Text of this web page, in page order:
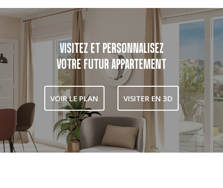
VISITEZ ET PERSONNALISEZ
VOTRE FUTUR APPARTEMENT
VOIR LE PLAN VISITER EN 3D